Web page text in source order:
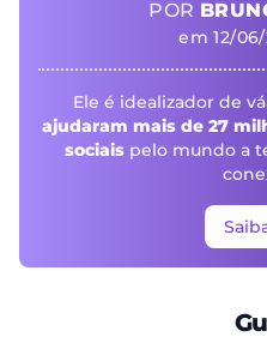
POR
em 12/
Ele é idealizador de
ajudaram mais de 27
sociaispelo mundo a